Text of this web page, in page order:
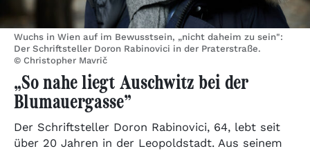
Wuchs in Wien auf im Bewusstsein, „nicht daheim zu sein":
Der Schriftsteller Doron Rabinovici in der Praterstraße.
© Christopher Mavrič
„So nahe liegt Auschwitz bei der
Blumauergasse”
Der Schriftsteller Doron Rabinovici, 64, lebt seit
über 20 Jahren in der Leopoldstadt. Aus seinem